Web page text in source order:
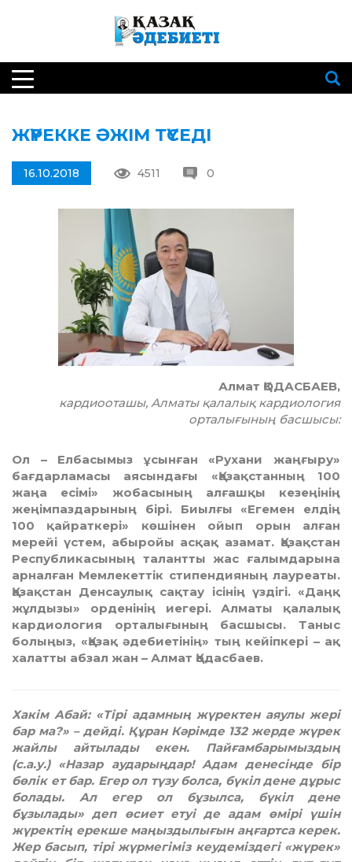
ЖҮРЕККЕ ӘЖІМ ТҮСЕДІ
16.10.2018 4511 0
Алмат ҚОДАСБАЕВ,
кардиооташы, Алматы қалалық кардиология
орталығының басшысы:
Ол – Елбасымыз ұсынған «Рухани жаңғыру»
бағдарламасы аясындағы «Қазақстанның 100
жаңа есімі» жобасының алғашқы кезеңінің
жеңімпаздарының бірі. Биылғы «Егемен елдің
100 қайраткері» көшінен ойып орын алған
мерейі үстем, абыройы асқақ азамат. Қазақстан
Республикасының талантты жас ғалымдарына
арналған Мемлекеттік стипендияның лауреаты.
Қазақстан Денсаулық сақтау ісінің үздігі. «Даңқ
жұлдызы» орденінің иегері. Алматы қалалық
кардиология орталығының басшысы. Таныс
болыңыз, «Қазақ әдебиетінің» тың кейіпкері – ақ
халатты абзал жан – Алмат Қодасбаев.
Хакім Абай: «Тірі адамның жүректен аяулы жері
бар ма?» – дейді. Құран Кәрімде 132 жерде жүрек
жайлы айтылады екен. Пайғамбарымыздың
(с.а.у.) «Назар аударыңдар! Адам денесінде бір
бөлік ет бар. Егер ол түзу болса, бүкіл дене дұрыс
болады. Ал егер ол бұзылса, бүкіл дене
бұзылады» деп өсиет етуі де адам өмірі үшін
жүректің ерекше маңыздылығын аңғартса керек.
Жер басып, тірі жүрмегіміз кеудеміздегі «жүрек»